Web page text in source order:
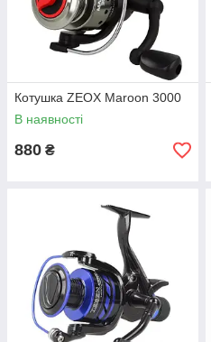
Котушка ZEOX Maroon 3000
В наявності
880 ₴